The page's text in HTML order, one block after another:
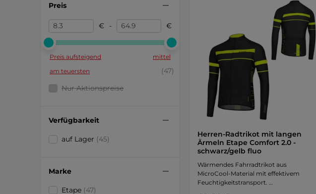
Preis
€ - €
Preis aufsteigend
mittel
am teuersten
(47)
Nur Aktionspreise
Verfügbarkeit
auf Lager (45)
Marke
Etape (47)
Herren-Radtrikot mit langen
Ärmeln Etape Comfort 2.0 -
schwarz/gelb fluo
Wärmendes Fahrradtrikot aus
MicroCool-Material mit effektivem
Feuchtigkeitstransport. …